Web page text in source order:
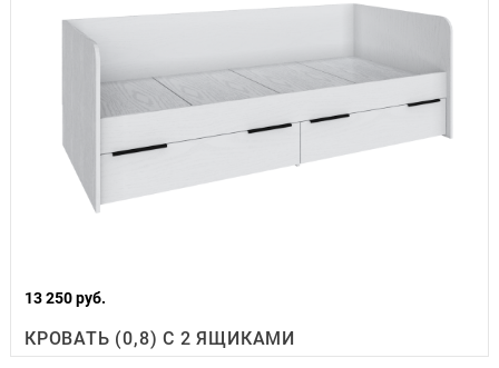
13 250 руб.
КРОВАТЬ (0,8) С 2 ЯЩИКАМИ